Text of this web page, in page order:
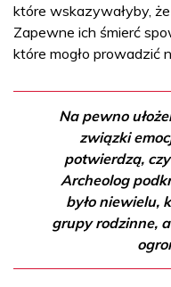
które wskazywałyby, że
Zapewne ich śmierć
które mogło prowadzić
Na pewno
związki
potwierdzą,
Archeolog
było niewielu,
grupy rodzinne,